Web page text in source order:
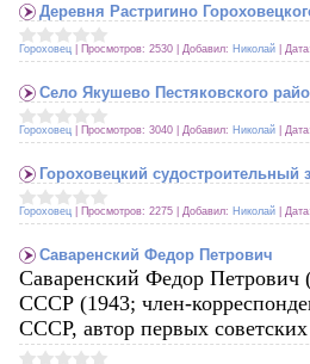
Деревня Растригино
Гороховец Просмотров: 2530 Добавил: Николай Дата:
Село Якушево Пестяковского
Гороховец Просмотров: 3040 Добавил: Николай Дата:
Гороховецкий
Гороховец Просмотров: 2275 Добавил: Николай Дата:
Саваренский Федор Петрович
Саваренский Федор Петрович
СССР (1943; член-
СССР, автор первых